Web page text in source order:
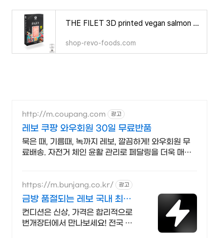
THE FILET 3D printed vegan salmon filet 130g
shop-revo-foods.com
http://m.coupang.com 광고
레보 쿠팡 와우회원 30일 무료반품
묵은 때, 기름때, 녹까지 레보, 깔끔하게! 와우회원 무
료배송. 자전거 체인 윤활 관리로 페달링을 더욱 매끄
https://m.bunjang.co.kr/ 광고
금방 품절되는 레보 국내 최대
브랜드 중고거래
컨디션은 신상, 가격은 합리적으로
번개장터에서 만나보세요! 전국 각